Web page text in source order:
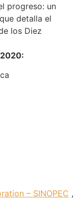
progreso: un
detalla el
los Diez
– SINOPEC ,